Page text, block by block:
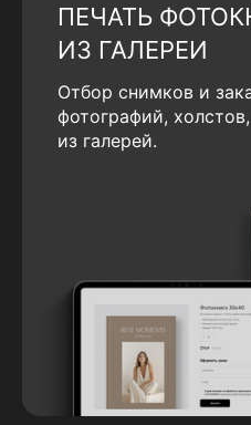
ПЕЧАТЬ
ИЗ ГАЛЕРЕИ
Отбор снимков и
фотографий,
из галерей.